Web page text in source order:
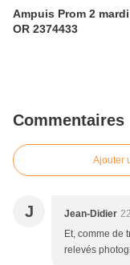
Ampuis Prom 2 mardi 28 juillet 2026
OR 2374433
Commentaires
Ajouter
J Jean-Didier
Et, comme de
relevés